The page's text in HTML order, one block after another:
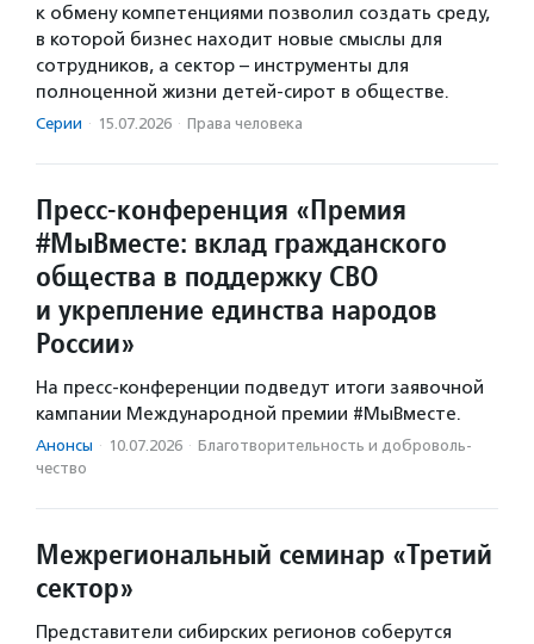
к обмену компетенциями позволил создать среду,
в которой бизнес находит новые смыслы для
сотрудников, а сектор – инструменты для
полноценной жизни детей-сирот в обществе.
Серии · 15.07.2026 · Права человека
Пресс-конференция «Премия
#МыВместе: вклад гражданского
общества в поддержку СВО
и укрепление единства народов
России»
На пресс-конференции подведут итоги заявочной
кампании Международной премии #МыВместе.
Анонсы · 10.07.2026 · Благотвори­тель­ность и доброволь­
чест­во
Межрегиональный семинар «Третий
сектор»
Представители сибирских регионов соберутся